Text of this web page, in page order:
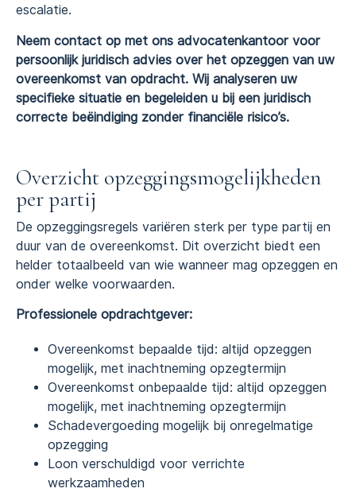
escalatie.
Neem contact op met ons advocatenkantoor voor
persoonlijk juridisch advies over het opzeggen van uw
overeenkomst van opdracht. Wij analyseren uw
specifieke situatie en begeleiden u bij een juridisch
correcte beëindiging zonder financiële risico’s.
Overzicht opzeggingsmogelijkheden
per partij
De opzeggingsregels variëren sterk per type partij en
duur van de overeenkomst. Dit overzicht biedt een
helder totaalbeeld van wie wanneer mag opzeggen en
onder welke voorwaarden.
Professionele opdrachtgever:
Overeenkomst bepaalde tijd: altijd opzeggen
mogelijk, met inachtneming opzegtermijn
Overeenkomst onbepaalde tijd: altijd opzeggen
mogelijk, met inachtneming opzegtermijn
Schadevergoeding mogelijk bij onregelmatige
opzegging
Loon verschuldigd voor verrichte
werkzaamheden